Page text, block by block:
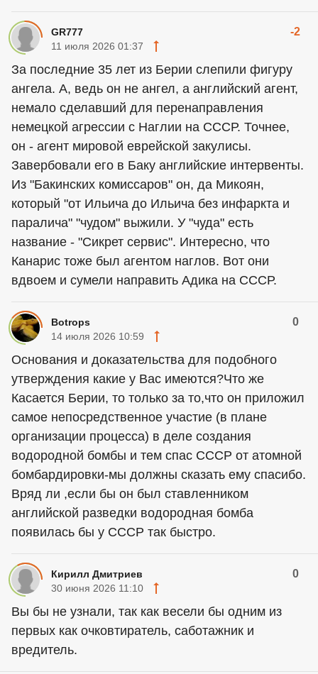
GR777 -2
11 июля 2026 01:37
За последние 35 лет из Берии слепили фигуру
ангела. А, ведь он не ангел, а английский агент,
немало сделавший для перенаправления
немецкой агрессии с Наглии на СССР. Точнее,
он - агент мировой еврейской закулисы.
Завербовали его в Баку английские интервенты.
Из "Бакинских комиссаров" он, да Микоян,
который "от Ильича до Ильича без инфаркта и
паралича" "чудом" выжили. У "чуда" есть
название - "Сикрет сервис". Интересно, что
Канарис тоже был агентом наглов. Вот они
вдвоем и сумели направить Адика на СССР.
Botrops 0
14 июля 2026 10:59
Основания и доказательства для подобного
утверждения какие у Вас имеются?Что же
Касается Берии, то только за то,что он приложил
самое непосредственное участие (в плане
организации процесса) в деле создания
водородной бомбы и тем спас СССР от атомной
бомбардировки-мы должны сказать ему спасибо.
Вряд ли ,если бы он был ставленником
английской разведки водородная бомба
появилась бы у СССР так быстро.
Кирилл Дмитриев 0
30 июня 2026 11:10
Вы бы не узнали, так как весели бы одним из
первых как очковтиратель, саботажник и
вредитель.